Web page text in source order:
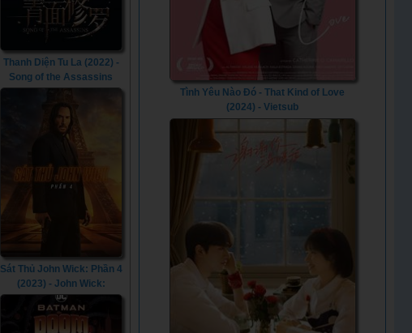
Thanh Diện Tu La (2022) -
Song of the Assassins
Sát Thủ John Wick: Phần 4
(2023) - John Wick:
Chapter 4 (2023)
Tình Yêu Nào Đó - That Kind of Love
(2024) - Vietsub